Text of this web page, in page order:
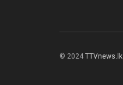
© 2024 TTVnews.lk